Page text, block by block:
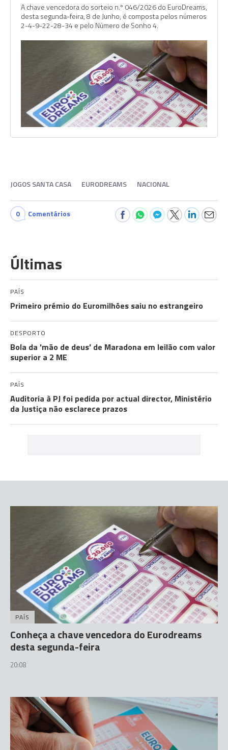
A chave vencedora do sorteio n.º 046/2026 do EuroDreams,
desta segunda-feira, 8 de Junho, é composta pelos números
2-4-9-22-28-34 e pelo Número de Sonho 4.
JOGOS SANTA CASA EURODREAMS NACIONAL
0 Comentários
Últimas
PAÍS
Primeiro prémio do Euromilhões saiu no estrangeiro
DESPORTO
Bola da 'mão de deus' de Maradona em leilão com valor
superior a 2 ME
PAÍS
Auditoria à PJ foi pedida por actual director, Ministério
da Justiça não esclarece prazos
PAÍS
Conheça a chave vencedora do Eurodreams
desta segunda-feira
20:08